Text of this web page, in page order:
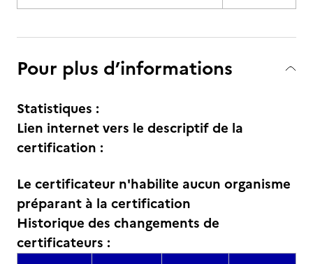
Pour plus d’informations
Statistiques :
Lien internet vers le descriptif de la
certification :
Le certificateur n'habilite aucun organisme
préparant à la certification
Historique des changements de
certificateurs :